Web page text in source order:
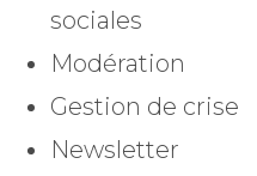
sociales
Modération
Gestion de crise
Newsletter